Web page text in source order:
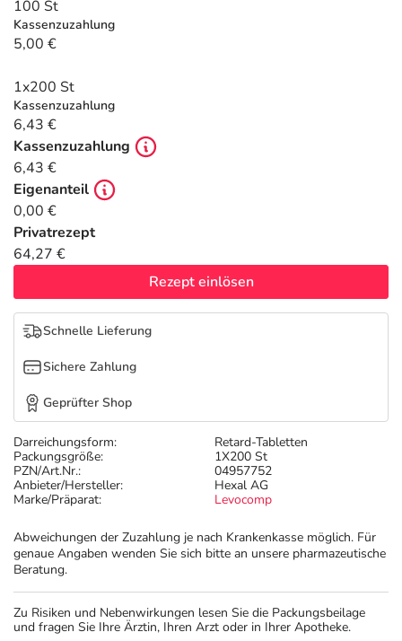
Tierapotheke
Vitamine & Mineralstoffe
Marken
Salus Deals
Darreichungsform:
Retard-Tabletten
Packungsgröße:
1X200 St
PZN/Art.Nr.:
04957752
Anbieter/Hersteller:
Hexal AG
Marke/Präparat:
Levocomp
Abweichungen der Zuzahlung je nach Krankenkasse möglich. Für
genaue Angaben wenden Sie sich bitte an unsere pharmazeutische
Beratung.
100 St
Kassenzuzahlung
5,00 €
1x200 St
Kassenzuzahlung
6,43 €
Kassenzuzahlung
6,43 €
Eigenanteil
0,00 €
Privatrezept
64,27 €
Rezept einlösen
Schnelle Lieferung
Sichere Zahlung
Geprüfter Shop
Zu Risiken und Nebenwirkungen lesen Sie die Packungsbeilage
und fragen Sie Ihre Ärztin, Ihren Arzt oder in Ihrer Apotheke.